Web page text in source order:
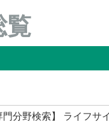
覧
門分野検索】 ライフサ